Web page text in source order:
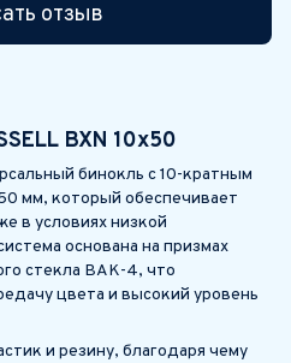
отзыв
BXN 10x50
бинокль с 10-кратным
мм, который обеспечивает
в условиях низкой
основана на призмах
стекла BAK-4, что
цвета и высокий уровень
и резину, благодаря чему